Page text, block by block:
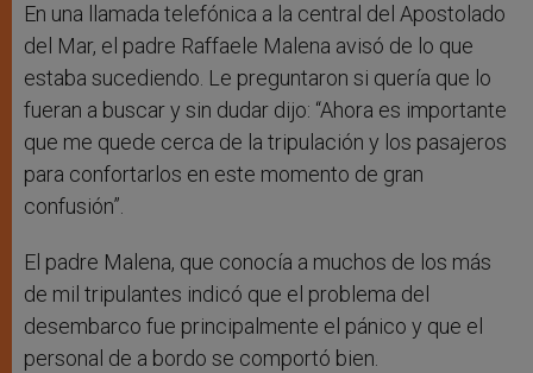
En una llamada telefónica a la central del Apostolado
del Mar, el padre Raffaele Malena avisó de lo que
estaba sucediendo. Le preguntaron si quería que lo
fueran a buscar y sin dudar dijo: “Ahora es importante
que me quede cerca de la tripulación y los pasajeros
para confortarlos en este momento de gran
confusión”.
El padre Malena, que conocía a muchos de los más
de mil tripulantes indicó que el problema del
desembarco fue principalmente el pánico y que el
personal de a bordo se comportó bien.